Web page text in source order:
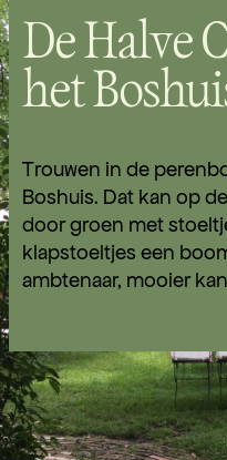
De Halve
het
Trouwen in de
Boshuis. Dat kan op
door groen met
klapstoeltjes een
ambtenaar, mooier